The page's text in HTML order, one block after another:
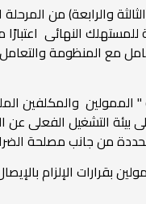
والرابعة) من
اعتبارًا من ١ فبراير
مع المنظومة
والمكلفين
من جانب مصلحة
بقرارات الإلزام